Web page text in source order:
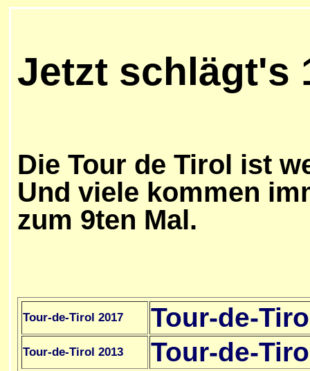
Jetzt schlägt's
Die Tour de Tirol ist
Und viele kommen
zum 9ten Mal.
Tour-de-Tirol 2017 Tour-de-
Tour-de-Tirol 2013 Tour-de-